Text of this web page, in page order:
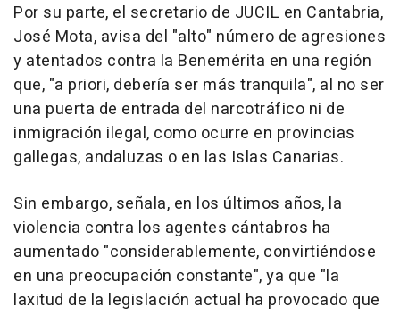
Por su parte, el secretario de JUCIL en Cantabria,
José Mota, avisa del "alto" número de agresiones
y atentados contra la Benemérita en una región
que, "a priori, debería ser más tranquila", al no ser
una puerta de entrada del narcotráfico ni de
inmigración ilegal, como ocurre en provincias
gallegas, andaluzas o en las Islas Canarias.
Sin embargo, señala, en los últimos años, la
violencia contra los agentes cántabros ha
aumentado "considerablemente, convirtiéndose
en una preocupación constante", ya que "la
laxitud de la legislación actual ha provocado que